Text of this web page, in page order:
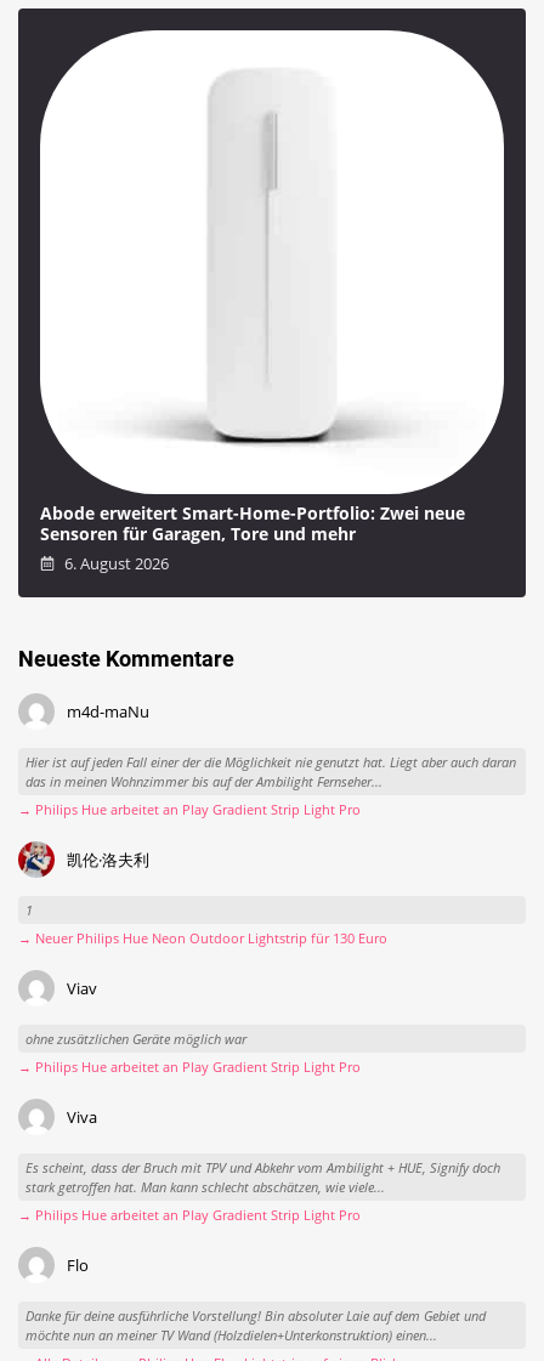
Abode erweitert Smart-Home-Portfolio: Zwei neue
Sensoren für Garagen, Tore und mehr
6. August 2026
Neueste Kommentare
m4d-maNu
Hier ist auf jeden Fall einer der die Möglichkeit nie genutzt hat. Liegt aber auch daran
das in meinen Wohnzimmer bis auf der Ambilight Fernseher...
→ Philips Hue arbeitet an Play Gradient Strip Light Pro
凯伦·洛夫利
1
→ Neuer Philips Hue Neon Outdoor Lightstrip für 130 Euro
Viav
ohne zusätzlichen Geräte möglich war
→ Philips Hue arbeitet an Play Gradient Strip Light Pro
Viva
Es scheint, dass der Bruch mit TPV und Abkehr vom Ambilight + HUE, Signify doch
stark getroffen hat. Man kann schlecht abschätzen, wie viele...
→ Philips Hue arbeitet an Play Gradient Strip Light Pro
Flo
Danke für deine ausführliche Vorstellung! Bin absoluter Laie auf dem Gebiet und
möchte nun an meiner TV Wand (Holzdielen+Unterkonstruktion) einen...